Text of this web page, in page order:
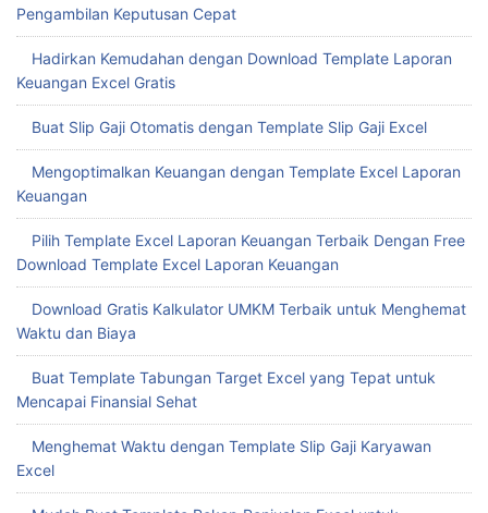
Pengambilan Keputusan Cepat
Hadirkan Kemudahan dengan Download Template Laporan
Keuangan Excel Gratis
Buat Slip Gaji Otomatis dengan Template Slip Gaji Excel
Mengoptimalkan Keuangan dengan Template Excel Laporan
Keuangan
Pilih Template Excel Laporan Keuangan Terbaik Dengan Free
Download Template Excel Laporan Keuangan
Download Gratis Kalkulator UMKM Terbaik untuk Menghemat
Waktu dan Biaya
Buat Template Tabungan Target Excel yang Tepat untuk
Mencapai Finansial Sehat
Menghemat Waktu dengan Template Slip Gaji Karyawan
Excel